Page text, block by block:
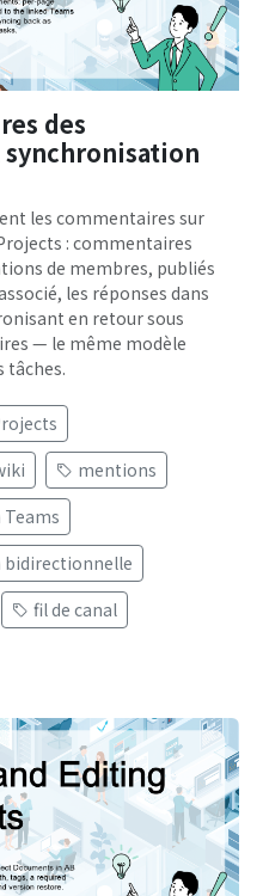
des
les commentaires sur
: commentaires
de membres, publiés
les réponses dans
en retour sous
— le même modèle
tâches.
mentions
fil de canal